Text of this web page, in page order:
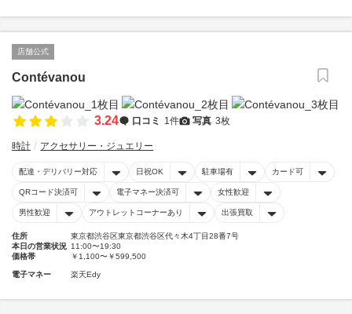
店舗公式
Contévanou
3.24 口コミ 1件 写真 3枚
時計 アクセサリー・ジュエリー
配達・デリバリー対応 日祝OK 駐車場有 カード可
QRコード決済可 電子マネー決済可 女性歓迎
男性歓迎 アウトレットコーナーあり 出張買取
住所
東京都渋谷区東京都渋谷区代々木4丁目28番7号
本日の営業状況 11:00〜19:30
価格帯
￥1,100〜￥599,500
電子マネー 楽天Edy